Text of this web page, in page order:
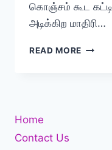
கொஞ்சம் கூட
அடிக்கிற மாதிரி…
READ MORE சூடான
Home
Contact Us